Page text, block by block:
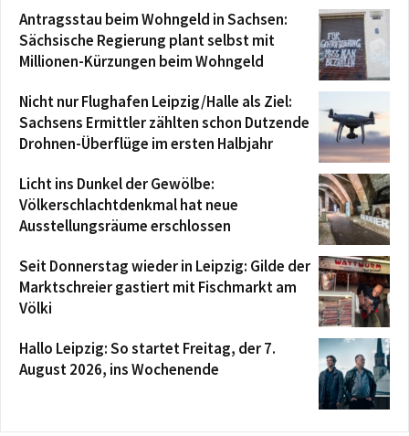
Antragsstau beim Wohngeld in Sachsen:
Sächsische Regierung plant selbst mit
Millionen-Kürzungen beim Wohngeld
Nicht nur Flughafen Leipzig/Halle als Ziel:
Sachsens Ermittler zählten schon Dutzende
Drohnen-Überflüge im ersten Halbjahr
Licht ins Dunkel der Gewölbe:
Völkerschlachtdenkmal hat neue
Ausstellungsräume erschlossen
Seit Donnerstag wieder in Leipzig: Gilde der
Marktschreier gastiert mit Fischmarkt am
Völki
Hallo Leipzig: So startet Freitag, der 7.
August 2026, ins Wochenende